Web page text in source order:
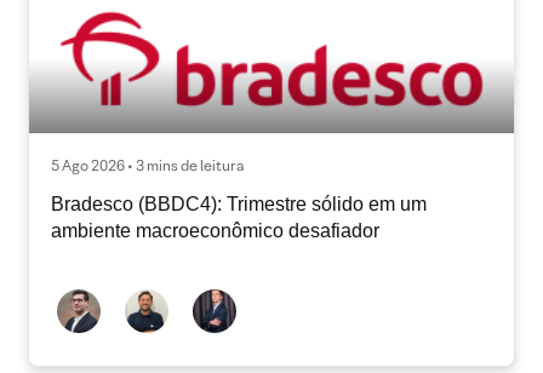
5 Ago 2026 • 3 mins de leitura
Bradesco (BBDC4): Trimestre sólido em um
ambiente macroeconômico desafiador